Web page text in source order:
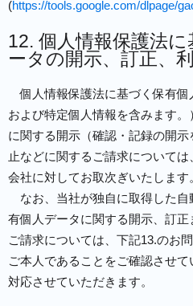
(https://tools.google.com/dlpage/
12. 個人情報保護法
ータの開示、訂正、
個人情報保護法に基づく保有個
および特定個人情報を含みます
に関する開示（確認・記録の開
止などに関するご請求について
会社に対してお取次ぎいたします
なお、当社が独自に取得した自
有個人データに関する開示、訂
ご請求については、下記13.のお
ご本人であることをご確認させ
対応させていただきます。